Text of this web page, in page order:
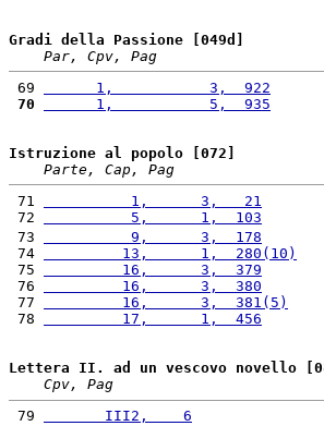
Gradi della Passione [049d]
Par, Cpv, Pag
69
      1,           3,  922
70
      1,           5,  935
Istruzione al popolo [072]
Parte, Cap, Pag
71
          1,      3,   21
72
          5,      1,  103
73
          9,      3,  178
74
         13,      1,  280(10)
75
         16,      3,  379
76
         16,      3,  380
77
         16,      3,  381(5)
78
         17,      1,  456
Lettera II. ad un vescovo novello
Cpv, Pag
79
       III2,    6